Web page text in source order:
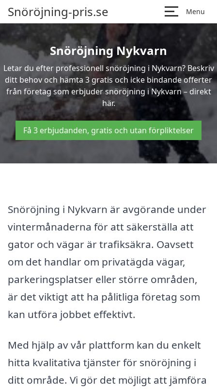
Snöröjning-pris.se Menu
Snöröjning Nykvarn
Letar du efter professionell snöröjning i Nykvarn? Beskriv
ditt behov och hämta 3 gratis och icke bindande offerter
från företag som erbjuder snöröjning i Nykvarn – direkt
här.
Få 3 erbjudanden, gratis och utan förpliktelser
Snöröjning i Nykvarn är avgörande under
vintermånaderna för att säkerställa att
gator och vägar är trafiksäkra. Oavsett
om det handlar om privatägda vägar,
parkeringsplatser eller större områden,
är det viktigt att ha pålitliga företag som
kan utföra jobbet effektivt.
Med hjälp av vår plattform kan du enkelt
hitta kvalitativa tjänster för snöröjning i
ditt område. Vi gör det möjligt att jämföra